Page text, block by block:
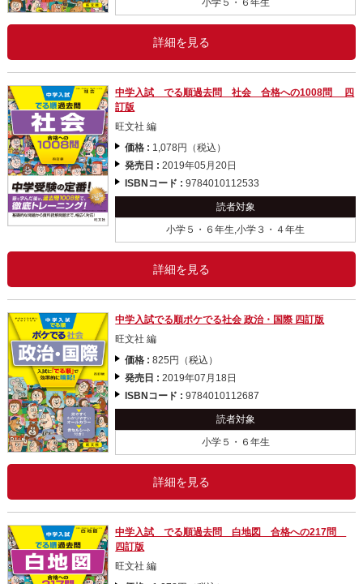
小学５・６年生
詳細を見る
中学入試 でる順過去問 社会 合格への1008問 四
訂版
旺文社 編
価格 : 1,078円（税込）
発売日 :2019年05月20日
ISBNコード :9784010112533
読者対象
小学５・６年生,小学３・４年生
詳細を見る
中学入試でる順ポケでる社会 政治・国際 四訂版
旺文社 編
価格 :825円（税込）
発売日 :2019年07月18日
ISBNコード :9784010112687
読者対象
小学５・６年生
詳細を見る
中学入試 でる順過去問 白地図 合格への217問
四訂版
旺文社 編